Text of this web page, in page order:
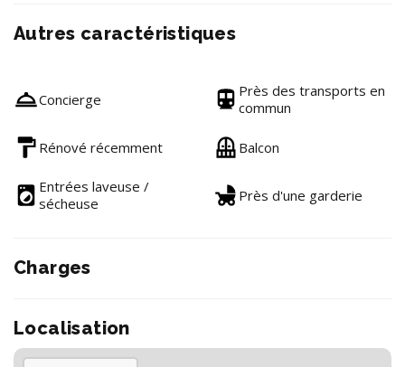
Autres caractéristiques
Concierge
Près des transports en
commun
Rénové récemment Balcon
Entrées laveuse /
sécheuse
Près d'une garderie
Charges
Localisation